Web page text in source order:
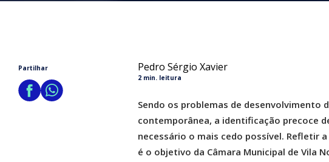
Partilhar Pedro Sérgio Xavier
2 min. leitura
Sendo os problemas de desenvolvimento
contemporânea, a identificação precoce
necessário o mais cedo possível. Refletir
é o objetivo da Câmara Municipal de Vila